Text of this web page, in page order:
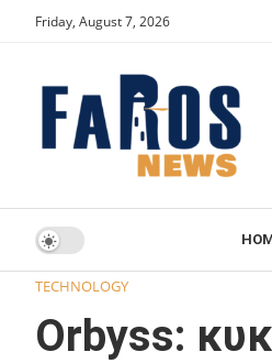
Friday, August 7, 2026
Home
TECHNOLOGY
Orbyss: